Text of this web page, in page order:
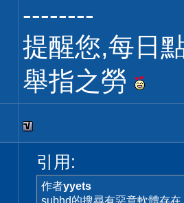
--------
提醒您,每日
舉指之勞
引用:
作者yyets
subhd的搜尋有惡意軟體存在